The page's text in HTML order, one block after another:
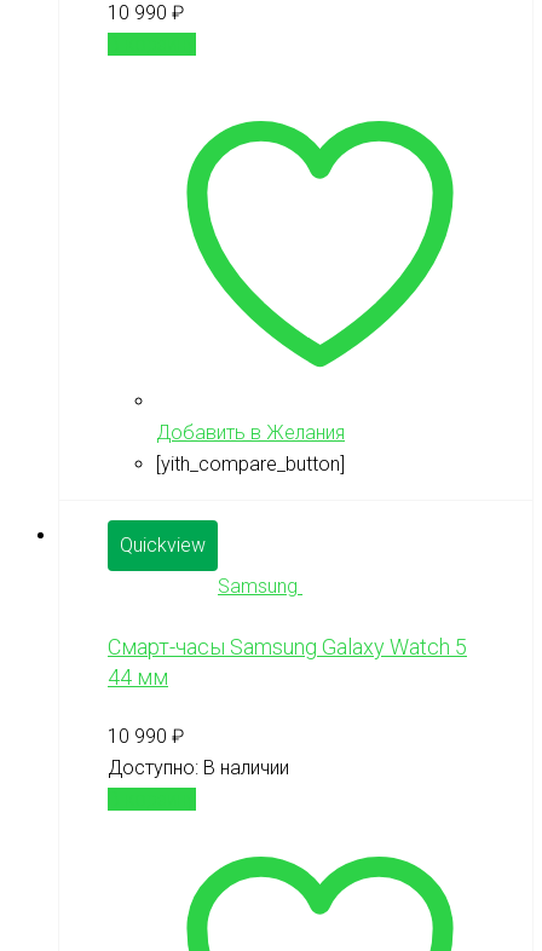
10 990 ₽
Добавить в Желания
[yith_compare_button]
Quickview
Samsung
Смарт-часы Samsung Galaxy Watch 5
44 мм
10 990 ₽
Доступно: В наличии